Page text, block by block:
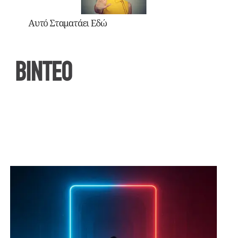
Αυτό Σταματάει Εδώ
ΒΙΝΤΕΟ